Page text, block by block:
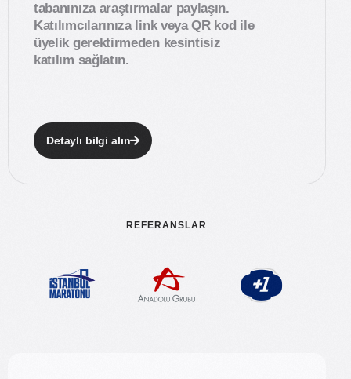
tabanınıza araştırmalar paylaşın.
Katılımcılarınıza link veya QR kod ile
üyelik gerektirmeden kesintisiz
katılım sağlatın.
Detaylı bilgi alın
REFERANSLAR